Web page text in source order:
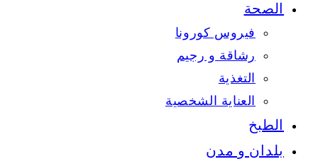
الصحة
فيروس كورونا
رشاقة و رجيم
التغذية
العناية الشخصية
الطبخ
بلدان و مدن